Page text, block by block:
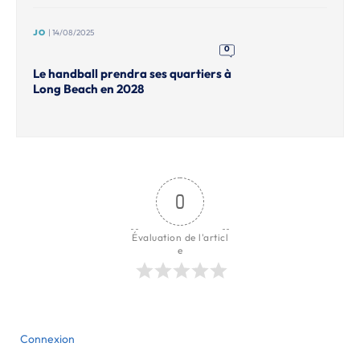
JO | 14/08/2025
0
Le handball prendra ses quartiers à
Long Beach en 2028
0
Évaluation de l'articl
e
Connexion